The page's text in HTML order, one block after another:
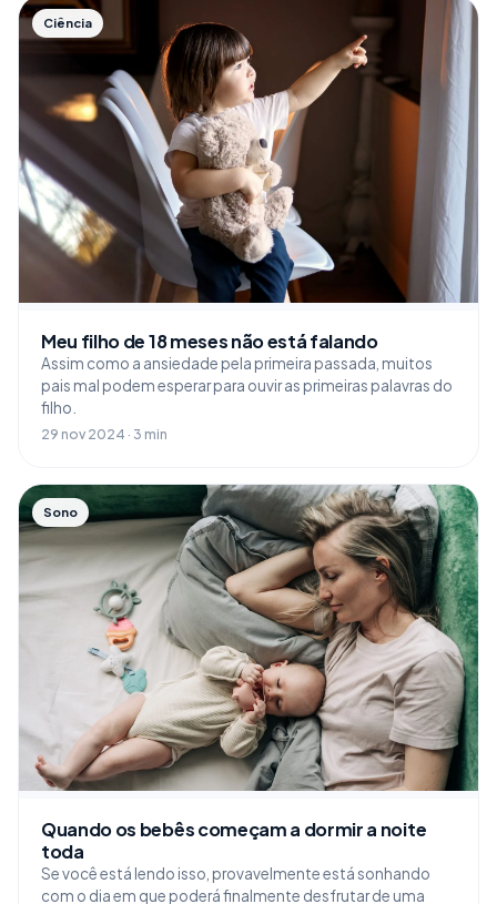
Ciência
Meu filho de 18 meses não está falando
Assim como a ansiedade pela primeira passada, muitos
pais mal podem esperar para ouvir as primeiras palavras do
filho.
29 nov 2024 · 3 min
Sono
Quando os bebês começam a dormir a noite
toda
Se você está lendo isso, provavelmente está sonhando
com o dia em que poderá finalmente desfrutar de uma